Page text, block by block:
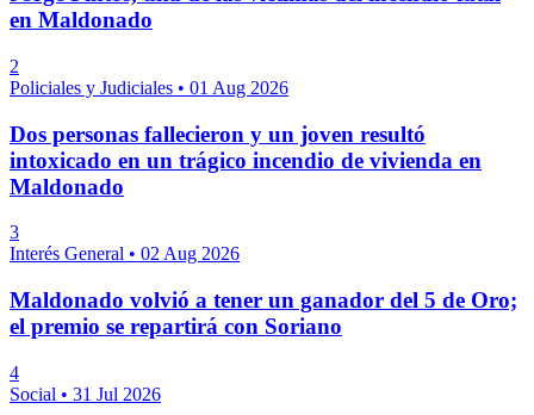
en Maldonado
2
Policiales y Judiciales • 01 Aug 2026
Dos personas fallecieron y un joven resultó
intoxicado en un trágico incendio de vivienda en
Maldonado
3
Interés General • 02 Aug 2026
Maldonado volvió a tener un ganador del 5 de Oro;
el premio se repartirá con Soriano
4
Social • 31 Jul 2026